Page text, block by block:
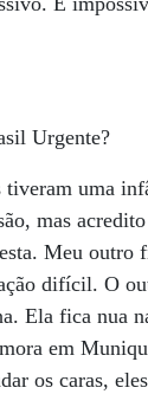
Urgente?
uma
mas
Meu outro
difícil. O
Ela fica nua
em
os caras,